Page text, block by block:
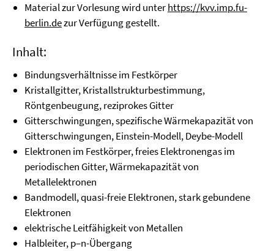
Material zur Vorlesung wird unterhttps://kvv.imp.fu-
berlin.dezur Verfügung gestellt.
Inhalt:
Bindungsverhältnisse im Festkörper
Kristallgitter, Kristallstrukturbestimmung,
Röntgenbeugung, reziprokes Gitter
Gitterschwingungen, spezifische Wärmekapazität von
Gitterschwingungen, Einstein-Modell, Deybe-Modell
Elektronen im Festkörper, freies Elektronengas im
periodischen Gitter, Wärmekapazität von
Metallelektronen
Bandmodell, quasi-freie Elektronen, stark gebundene
Elektronen
elektrische Leitfähigkeit von Metallen
Halbleiter, p–n-Übergang